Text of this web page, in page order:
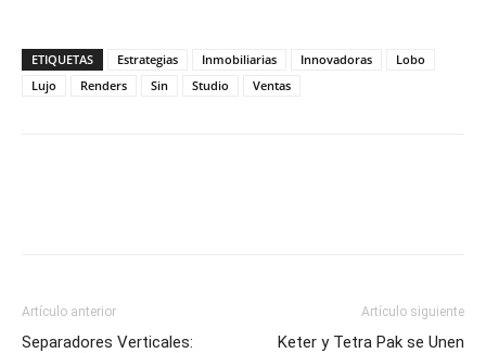
ETIQUETAS Estrategias Inmobiliarias Innovadoras
Lobo
Lujo
Renders Sin Studio Ventas
Artículo anterior
Separadores Verticales:
Artículo siguiente
Keter y Tetra Pak se Unen